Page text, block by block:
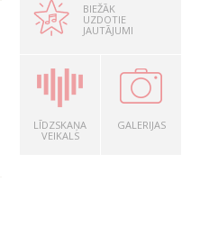
BIEŽĀK
UZDOTIE
JAUTĀJUMI
LĪDZSKAŅA
VEIKALS
GALERIJAS